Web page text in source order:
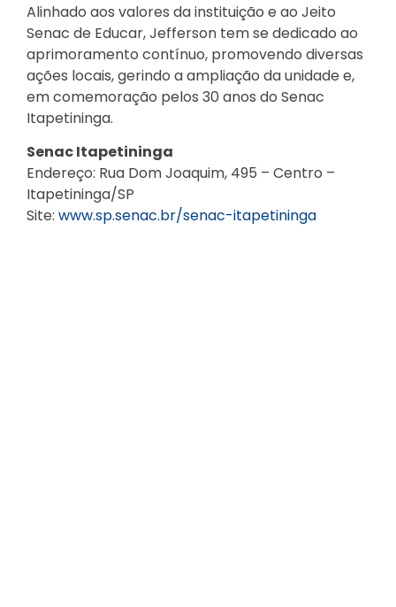
Alinhado aos valores da instituição e ao Jeito
Senac de Educar, Jefferson tem se dedicado ao
aprimoramento contínuo, promovendo diversas
ações locais, gerindo a ampliação da unidade e,
em comemoração pelos 30 anos do Senac
Itapetininga.
Senac Itapetininga
Endereço: Rua Dom Joaquim, 495 – Centro –
Itapetininga/SP
Site: www.sp.senac.br/senac-itapetininga